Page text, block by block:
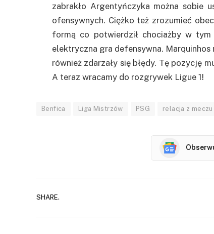
zabrakło Argentyńczyka można sobie
ofensywnych. Ciężko też zrozumieć
formą co potwierdził chociażby w
elektryczna gra defensywna.
również zdarzały się błędy. Tę pozycję
A teraz wracamy do rozgrywek Ligue 1!
Benfica Liga Mistrzów PSG relacja z meczu
SHARE.